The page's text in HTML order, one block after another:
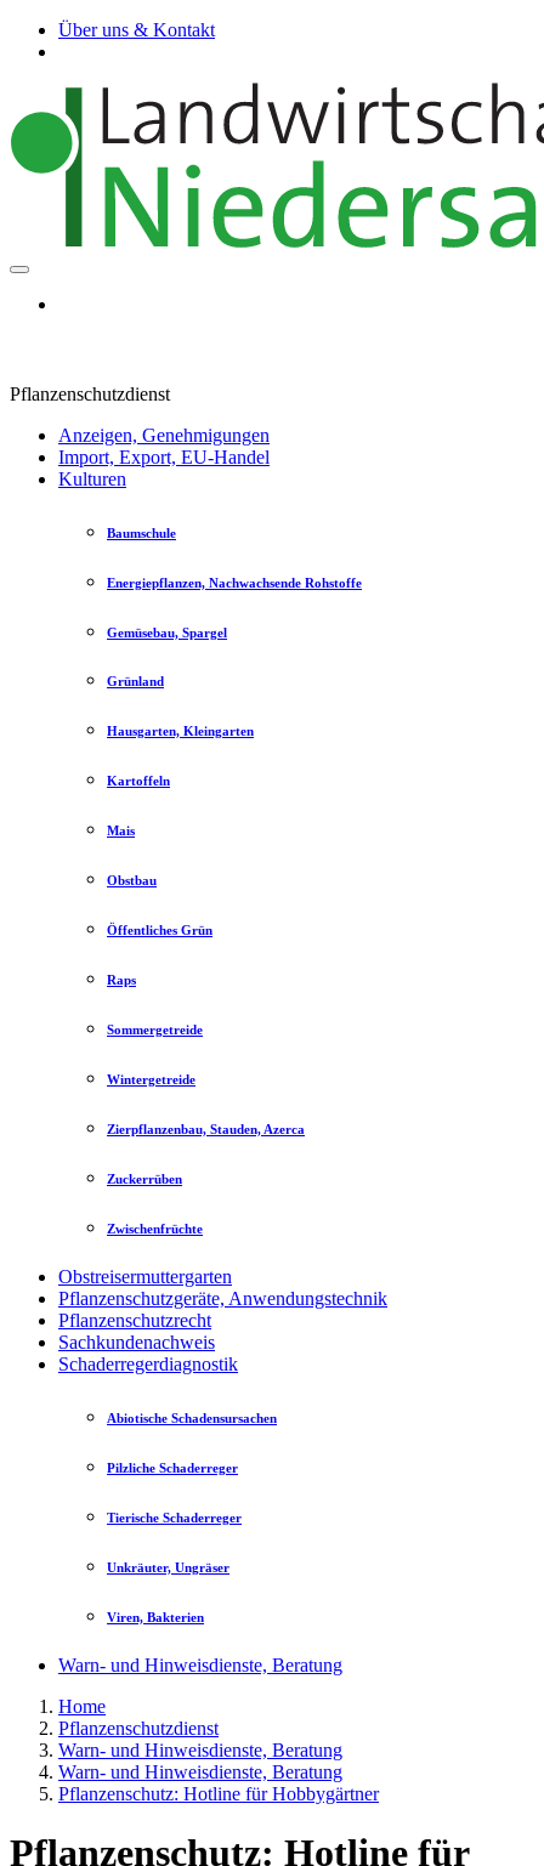
Über uns & Kontakt
Pflanzenschutzdienst
Anzeigen, Genehmigungen
Import, Export, EU-Handel
Kulturen
Baumschule
Energiepflanzen, Nachwachsende Rohstoffe
Gemüsebau, Spargel
Grünland
Hausgarten, Kleingarten
Kartoffeln
Mais
Obstbau
Öffentliches Grün
Raps
Sommergetreide
Wintergetreide
Zierpflanzenbau, Stauden, Azerca
Zuckerrüben
Zwischenfrüchte
Obstreisermuttergarten
Pflanzenschutzgeräte, Anwendungstechnik
Pflanzenschutzrecht
Sachkundenachweis
Schaderregerdiagnostik
Abiotische Schadensursachen
Pilzliche Schaderreger
Tierische Schaderreger
Unkräuter, Ungräser
Viren, Bakterien
Warn- und Hinweisdienste, Beratung
Home
Pflanzenschutzdienst
Warn- und Hinweisdienste, Beratung
Warn- und Hinweisdienste, Beratung
Pflanzenschutz: Hotline für Hobbygärtner
Pflanzenschutz: Hotline für